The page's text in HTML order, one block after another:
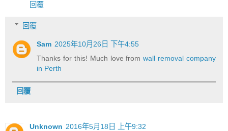
回覆
回覆
Sam 2025年10月26日 下午4:55
Thanks for this! Much love fromwall removal company
in Perth
回覆
Unknown 2016年5月18日 上午9:32